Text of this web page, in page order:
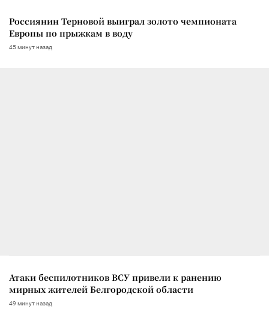
Россиянин Терновой выиграл золото чемпионата
Европы по прыжкам в воду
45 минут назад
Атаки беспилотников ВСУ привели к ранению
мирных жителей Белгородской области
49 минут назад